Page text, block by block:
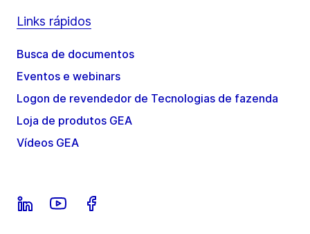
Links rápidos
Busca de documentos
Eventos e webinars
Logon de revendedor de Tecnologias de fazenda
Loja de produtos GEA
Vídeos GEA